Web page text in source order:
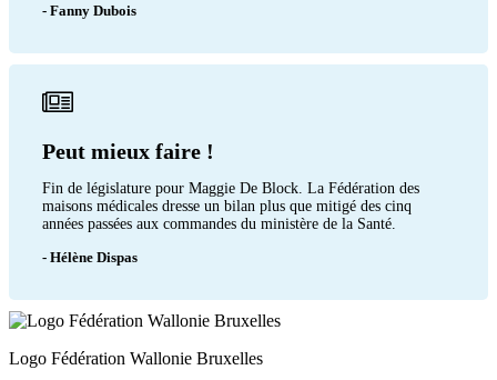
- Fanny Dubois
Peut mieux faire !
Fin de législature pour Maggie De Block. La Fédération des
maisons médicales dresse un bilan plus que mitigé des cinq
années passées aux commandes du ministère de la Santé.
- Hélène Dispas
Logo Fédération Wallonie Bruxelles